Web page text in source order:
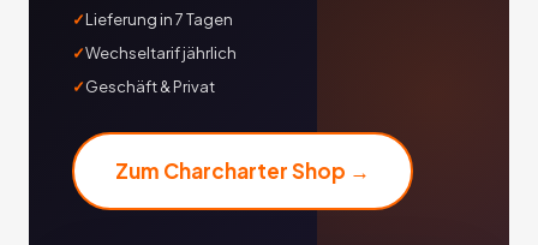
Lieferung in 7 Tagen
Wechseltarif jährlich
Geschäft & Privat
Zum Charcharter Shop →